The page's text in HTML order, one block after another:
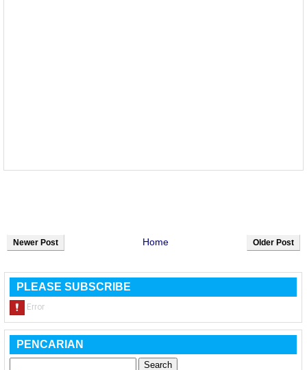
Newer Post Older Post
Home
PLEASE SUBSCRIBE
PENCARIAN